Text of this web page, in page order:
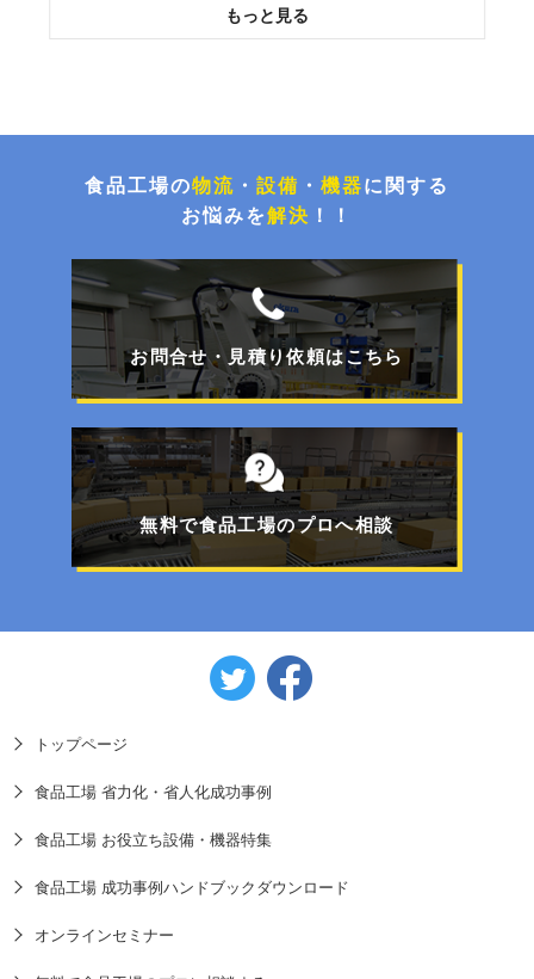
投入作業をスムーズに！高所作業をなくす粉粒体
イズグルー塗布システム
チョコ停解消と処理能力UP！封函・キの字梱包
ライン更新事例
【特集】FOOMA JAPAN 2026展示商品のご紹介
フォークリフトで移動可能！工事不要のパレット
一体型エアコン
食品工場の物流 ・ 設備 ・ 機器に関する
お悩みを解決 ！！
お問合せ・見積り依頼はこちら
無料で食品工場のプロへ相談
トップページ
食品工場 省力化・省人化成功事例
食品工場 お役立ち設備・機器特集
食品工場 成功事例ハンドブックダウンロード
オンラインセミナー